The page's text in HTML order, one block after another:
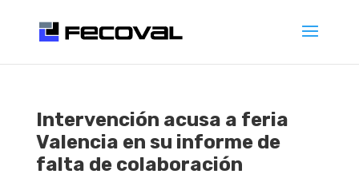
Intervención acusa a feria
Valencia en su informe de
falta de colaboración